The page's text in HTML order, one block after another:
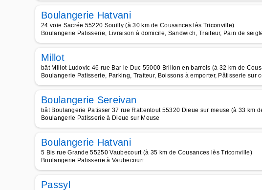
Boulangerie Hatvani
24 voie Sacrée 55220 Souilly (à 30 km de Cousances lès Triconville)
Boulangerie Patisserie, Livraison à domicile, Sandwich, Traiteur, Pain de
Millot
bât Millot Ludovic 46 rue Bar le Duc 55000 Brillon en barrois (à 32 km de
Boulangerie Patisserie, Parking, Traiteur, Boissons à emporter, Pâtisserie sur
Boulangerie Sereivan
bât Boulangerie Patisser 37 rue Rattentout 55320 Dieue sur meuse (à 33 km
Boulangerie Patisserie à Dieue sur Meuse
Boulangerie Hatvani
5 Bis rue Grande 55250 Vaubecourt (à 35 km de Cousances lès Triconville)
Boulangerie Patisserie à Vaubecourt
Passyl